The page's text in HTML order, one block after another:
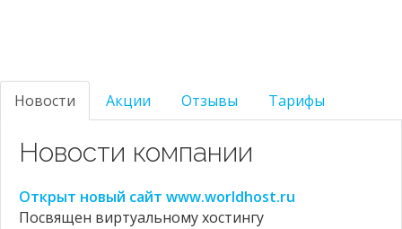
Новости Акции Отзывы Тарифы
Новости компании
Открыт новый сайт www.worldhost.ru
Посвящен виртуальному хостингу